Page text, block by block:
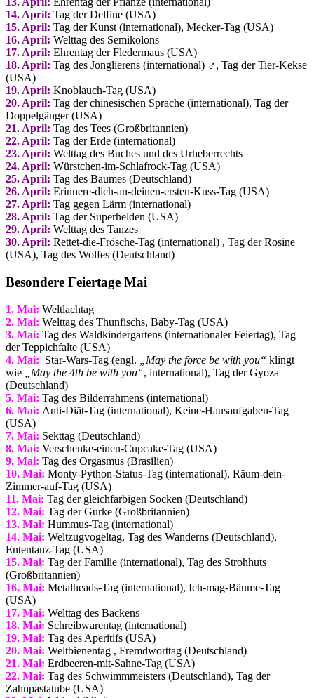
14. April: Tag der Delfine (USA)
15. April: Tag der Kunst (international), Mecker-Tag (USA)
16. April: Welttag des Semikolons
17. April: Ehrentag der Fledermaus (USA)
18. April: Tag des Jonglierens (international) ‍♂️, Tag der Tier-Kekse
(USA)
19. April: Knoblauch-Tag (USA)
20. April: Tag der chinesischen Sprache (international), Tag der
Doppelgänger (USA)
21. April: Tag des Tees (Großbritannien)
22. April: Tag der Erde (international)
23. April: Welttag des Buches und des Urheberrechts
24. April: Würstchen-im-Schlafrock-Tag (USA)
25. April: Tag des Baumes (Deutschland)
26. April: Erinnere-dich-an-deinen-ersten-Kuss-Tag (USA)
27. April: Tag gegen Lärm (international)
28. April: Tag der Superhelden (USA)
29. April: Welttag des Tanzes
30. April: Rettet-die-Frösche-Tag (international) , Tag der Rosine
(USA), Tag des Wolfes (Deutschland)
Besondere Feiertage Mai
1. Mai: Weltlachtag
2. Mai: Welttag des Thunfischs, Baby-Tag (USA)
3. Mai: Tag des Waldkindergartens (internationaler Feiertag), Tag
der Teppichfalte (USA)
4. Mai: Star-Wars-Tag (engl. „May the force be with you“ klingt
wie
„May the 4th be with you“, international), Tag der Gyoza
(Deutschland)
5. Mai: Tag des Bilderrahmens (international)
6. Mai: Anti-Diät-Tag (international), Keine-Hausaufgaben-Tag
(USA)
7. Mai: Sekttag (Deutschland)
8. Mai: Verschenke-einen-Cupcake-Tag (USA)
9. Mai: Tag des Orgasmus (Brasilien)
10. Mai: Monty-Python-Status-Tag (international), Räum-dein-
Zimmer-auf-Tag (USA)
11. Mai: Tag der gleichfarbigen Socken (Deutschland)
12. Mai: Tag der Gurke (Großbritannien)
13. Mai: Hummus-Tag (international)
14. Mai: Weltzugvogeltag, Tag des Wanderns (Deutschland),
Ententanz-Tag (USA)
15. Mai: Tag der Familie (international), Tag des Strohhuts
(Großbritannien)
16. Mai: Metalheads-Tag (international), Ich-mag-Bäume-Tag
(USA)
17. Mai: Welttag des Backens
18. Mai: Schreibwarentag (international)
19. Mai: Tag des Aperitifs (USA)
20. Mai: Weltbienentag , Fremdworttag (Deutschland)
21. Mai: Erdbeeren-mit-Sahne-Tag (USA)
22. Mai: Tag des Schwimmmeisters (Deutschland), Tag der
Zahnpastatube (USA)